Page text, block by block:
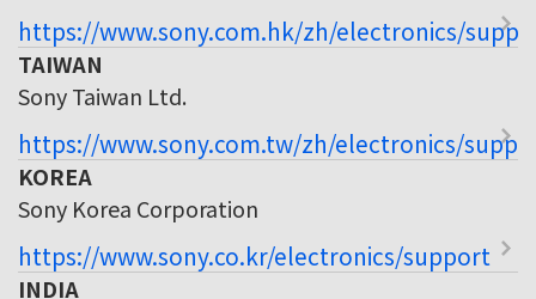
https://www.sony.com.hk/zh/electronics/
TAIWAN
Sony Taiwan Ltd.
https://www.sony.com.tw/zh/electronics/
KOREA
Sony Korea Corporation
https://www.sony.co.kr/electronics/support
INDIA